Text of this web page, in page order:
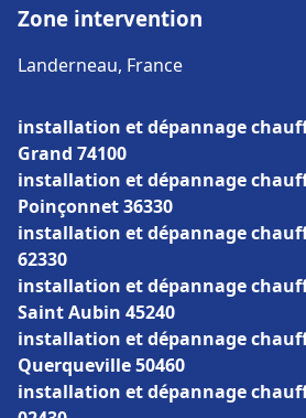
Zone intervention
Landerneau, France
installation et dépannage
Grand 74100
installation et dépannage
Poinçonnet 36330
installation et dépannage
62330
installation et dépannage
Saint Aubin 45240
installation et dépannage
Querqueville 50460
installation et dépannage